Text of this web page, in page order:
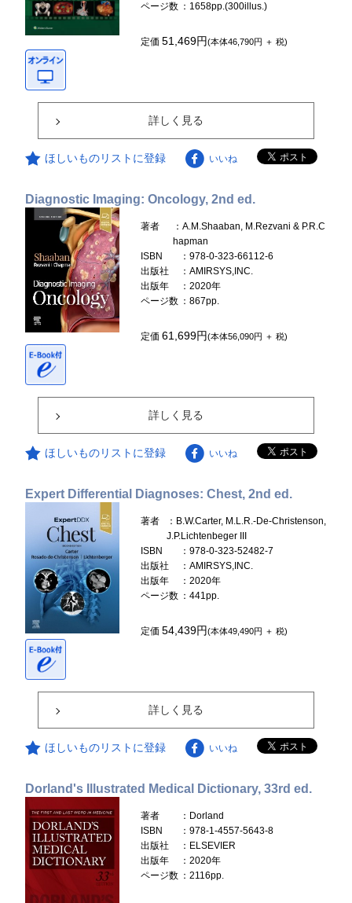
ページ数 ：1658pp.(300illus.)
定価51,469円(本体46,790円 ＋ 税)
詳しく見る
ほしいものリストに登録 いいね
Diagnostic Imaging: Oncology, 2nd ed.
著者
：A.M.Shaaban, M.Rezvani & P.R.C
hapman
ISBN
：978-0-323-66112-6
出版社
：AMIRSYS,INC.
出版年
：2020年
ページ数 ：867pp.
定価61,699円(本体56,090円 ＋ 税)
詳しく見る
ほしいものリストに登録 いいね
Expert Differential Diagnoses: Chest, 2nd ed.
著者
：B.W.Carter, M.L.R.-De-Christenson,
J.P.Lichtenbeger III
ISBN
：978-0-323-52482-7
出版社
：AMIRSYS,INC.
出版年
：2020年
ページ数 ：441pp.
定価54,439円(本体49,490円 ＋ 税)
詳しく見る
ほしいものリストに登録 いいね
Dorland's Illustrated Medical Dictionary, 33rd ed.
著者
：Dorland
ISBN
：978-1-4557-5643-8
出版社
：ELSEVIER
出版年
：2020年
ページ数 ：2116pp.